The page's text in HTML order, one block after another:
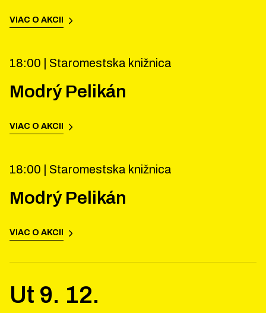
VIAC O AKCII
18:00 | Staromestska knižnica
Modrý Pelikán
VIAC O AKCII
18:00 | Staromestska knižnica
Modrý Pelikán
VIAC O AKCII
Ut 9. 12.